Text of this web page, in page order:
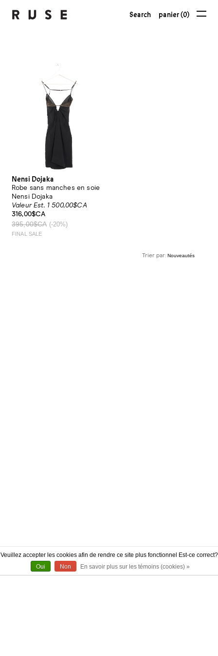
Search panier (0)
Nensi Dojaka
Robe sans manches en soie
Nensi Dojaka
Valeur Est. 1 500,00$CA
316,00$CA
395,00$CA (-20%)
FINAL SALE
Trier par:
À PROPOS
Veuillez accepter les cookies afin de rendre ce site plus fonctionnel Est-ce correct?
Oui
Non En savoir plus sur les témoins (cookies) »